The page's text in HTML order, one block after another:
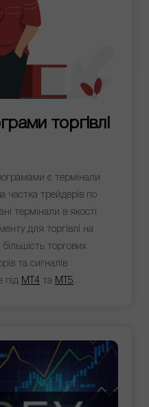
торгівлі
є термінали
частка трейдерів по
термінали в якості
для торгівлі на
торгових
та сигналів
під MT4 та MT5.